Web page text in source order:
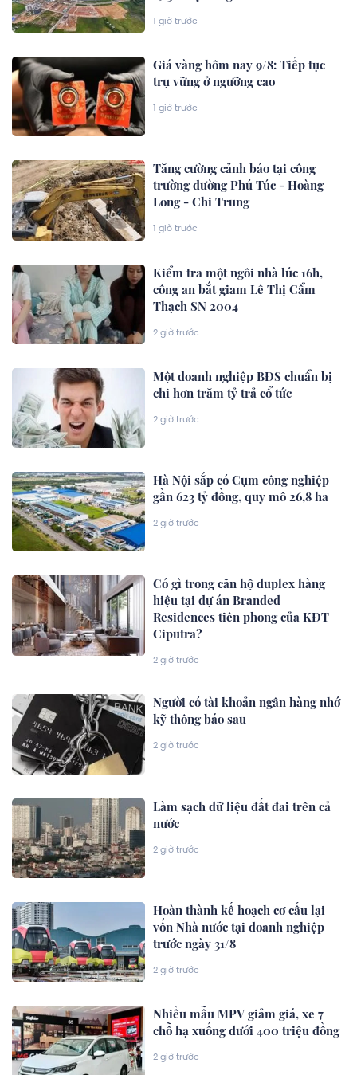
1 giờ trước
Giá vàng hôm nay 9/8: Tiếp tục
trụ vững ở ngưỡng cao
1 giờ trước
Tăng cường cảnh báo tại công
trường đường Phú Túc - Hoàng
Long - Chi Trung
1 giờ trước
Kiểm tra một ngôi nhà lúc 16h,
công an bắt giam Lê Thị Cẩm
Thạch SN 2004
2 giờ trước
Một doanh nghiệp BĐS chuẩn bị
chi hơn trăm tỷ trả cổ tức
2 giờ trước
Hà Nội sắp có Cụm công nghiệp
gần 623 tỷ đồng, quy mô 26,8 ha
2 giờ trước
Có gì trong căn hộ duplex hàng
hiệu tại dự án Branded
Residences tiên phong của KĐT
Ciputra?
2 giờ trước
Người có tài khoản ngân hàng nhớ
kỹ thông báo sau
2 giờ trước
Làm sạch dữ liệu đất đai trên cả
nước
2 giờ trước
Hoàn thành kế hoạch cơ cấu lại
vốn Nhà nước tại doanh nghiệp
trước ngày 31/8
2 giờ trước
Nhiều mẫu MPV giảm giá, xe 7
chỗ hạ xuống dưới 400 triệu đồng
2 giờ trước